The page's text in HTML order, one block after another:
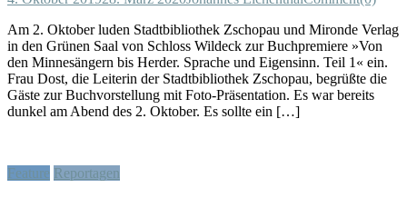
Am 2. Oktober luden Stadtbibliothek Zschopau und Mironde Verlag
in den Grünen Saal von Schloss Wildeck zur Buchpremiere »Von
den Minnesängern bis Herder. Sprache und Eigensinn. Teil 1« ein.
Frau Dost, die Leiterin der Stadtbibliothek Zschopau, begrüßte die
Gäste zur Buchvorstellung mit Foto-Präsentation. Es war bereits
dunkel am Abend des 2. Oktober. Es sollte ein […]
Feature Reportagen